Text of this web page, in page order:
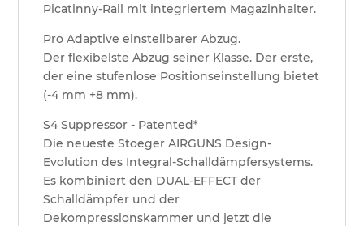
Picatinny-Rail mit integriertem Magazinhalter.
Pro Adaptive einstellbarer Abzug.
Der flexibelste Abzug seiner Klasse. Der erste,
der eine stufenlose Positionseinstellung bietet
(-4 mm +8 mm).
S4 Suppressor - Patented*
Die neueste Stoeger AIRGUNS Design-
Evolution des Integral-Schalldämpfersystems.
Es kombiniert den DUAL-EFFECT der
Schalldämpfer und der
Dekompressionskammer und jetzt die